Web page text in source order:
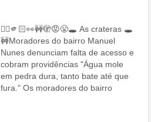
👉🏻🫵🏻👀🚧🫣😡😤🕳 As crateras 🕳
🚧Moradores do bairro Manuel
Nunes denunciam falta de acesso e
cobram providências "Água mole
em pedra dura, tanto bate até que
fura." Os moradores do bairro